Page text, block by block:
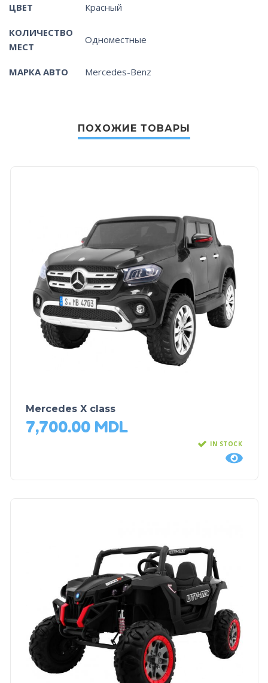
ЦВЕТ Красный
КОЛИЧЕСТВО
МЕСТ
Одноместные
МАРКА АВТО Mercedes-Benz
ПОХОЖИЕ ТОВАРЫ
Mercedes X class
7,700.00 MDL
IN STOCK